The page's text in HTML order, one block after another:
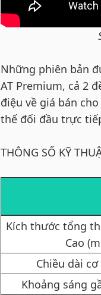
Những phiên bản
AT Premium, cả 2
điệu về giá bán
thế đối đầu trực
THÔNG SỐ KỸ
Kích thước tổng
Cao
Chiều dài
Khoảng sáng